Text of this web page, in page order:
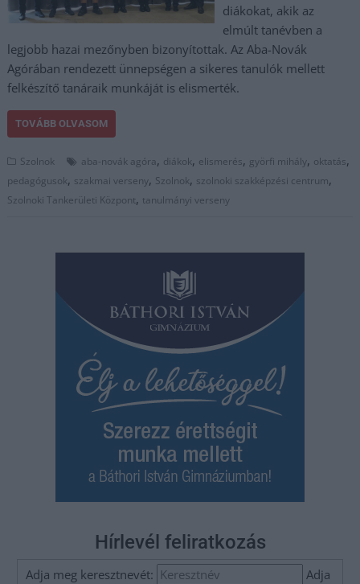
diákokat, akik az
elmúlt tanévben a
legjobb hazai mezőnyben bizonyítottak. Az Aba-Novák
Agórában rendezett ünnepségen a sikeres tanulók mellett
felkészítő tanáraik munkáját is elismerték.
TOVÁBB OLVASOM
Szolnok aba-novák agóra, diákok, elismerés, györfi mihály, oktatás,
pedagógusok, szakmai verseny, Szolnok, szolnoki szakképzési centrum,
Szolnoki Tankerületi Központ, tanulmányi verseny
Hírlevél feliratkozás
Adja meg keresztnevét:
Adja